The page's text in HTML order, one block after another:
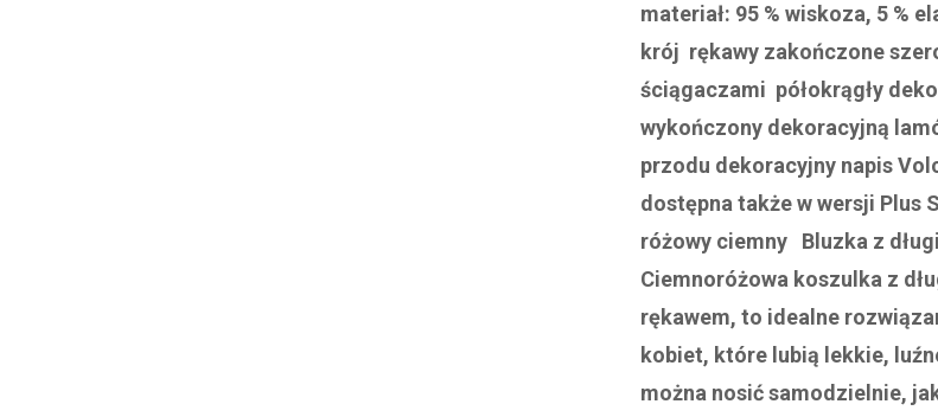
materiał: 95 % wiskoza, 5 %
krój rękawy zakończone
ściągaczami półokrągły
wykończony dekoracyjną
przodu dekoracyjny napis
dostępna także w wersji Plus
różowy ciemny Bluzka z
Ciemnoróżowa koszulka z
rękawem, to idealne
kobiet, które lubią lekkie,
można nosić samodzielnie,